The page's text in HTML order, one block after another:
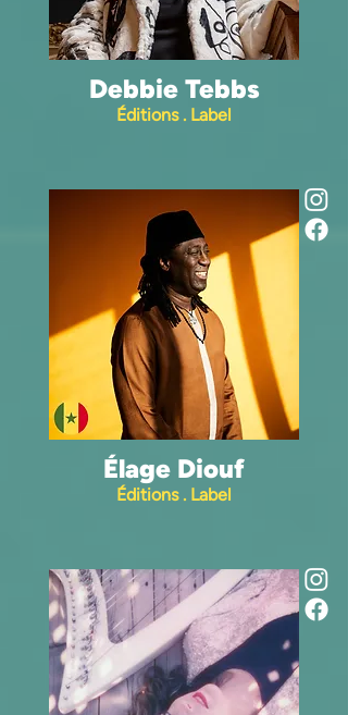
Debbie Tebbs
Éditions . Label
Élage Diouf
Éditions . Label